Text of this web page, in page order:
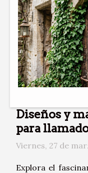
Diseños y
para
Viernes, 27 de
Explora el